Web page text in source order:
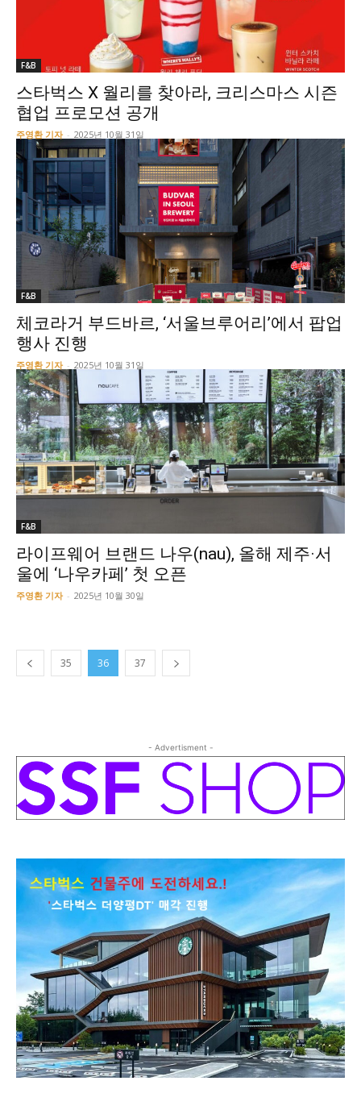
F&B
스타벅스 X 월리를 찾아라, 크리스마스 시즌
협업 프로모션 공개
주영환 기자 - 2025년 10월 31일
F&B
체코라거 부드바르, ‘서울브루어리’에서 팝업
행사 진행
주영환 기자 - 2025년 10월 31일
F&B
라이프웨어 브랜드 나우(nau), 올해 제주·서
울에 ‘나우카페’ 첫 오픈
주영환 기자 - 2025년 10월 30일
35 36 37
- Advertisment -